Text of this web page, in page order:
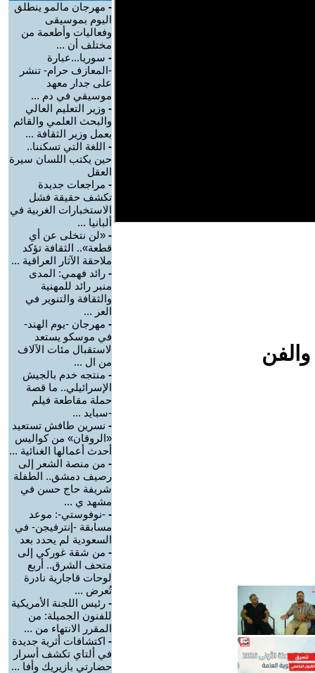
- مهرجان مالمو ينطلق
اليوم بموسيقى
وفعاليات وأطعمة من
مختلف أن ...
- سوريا...عبارة
-المعازف حرام- تنشر
على جدار معهد
موسيقي في دم ...
- وزير التعليم العالي
والبحث العلمي والقائم
بعمل وزير الثقافة ...
- اللغة التي تسكننا..
حين يكتب اللسان سيرة
العقل
- مراجعات جديدة
تكشف حقيقة فشل
الاستخبارات الغربية في
ألبانيا ...
- «لن نتخلى عن أي
قطعة».. الثقافة تؤكد
ملاحقة الآثار العراقية ...
- رائد فهمي: المدى
منبر رائد للمهنية
والثقافة والتنوير في
العر ...
- مهرجان -يوم الهند-
في موسكو يستعد
لاستقبال مئات الآلاف
من ال ...
- منتجه خدم بالجيش
الإسرائيلي.. ما قصة
حملة مقاطعة فيلم
-سبايد ...
- نسرين طافش تستعيد
«الروقان» من كواليس
أحدث أعمالها الغنائية ...
- من منصة الشعر إلى
رصيف دمشق.. الطفلة
شريفة حاج حسن في
مشهد ي ...
- -نوفوستي-: موعد
مسابقة -إنترفيجن- في
السعودية لم يحدد بعد
- من شقة غوركي إلى
متحف الشرق.. أربع
لوحات قاجارية نادرة
تُعرض ...
- رئيس اللجنة الأمريكية
للفنون الجميلة: من
المقرر الانتهاء من ...
- اكتشافات أثرية جديدة
في ألتاي تكشف أسرار
حضارتي بازيريك وأفا ...